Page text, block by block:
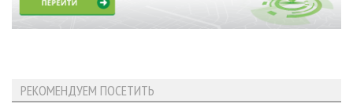
РЕКОМЕНДУЕМ ПОСЕТИТЬ